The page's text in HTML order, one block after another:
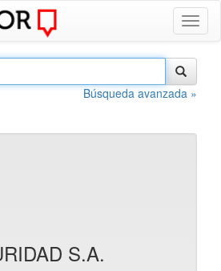
Búsqueda avanzada »
S.A.